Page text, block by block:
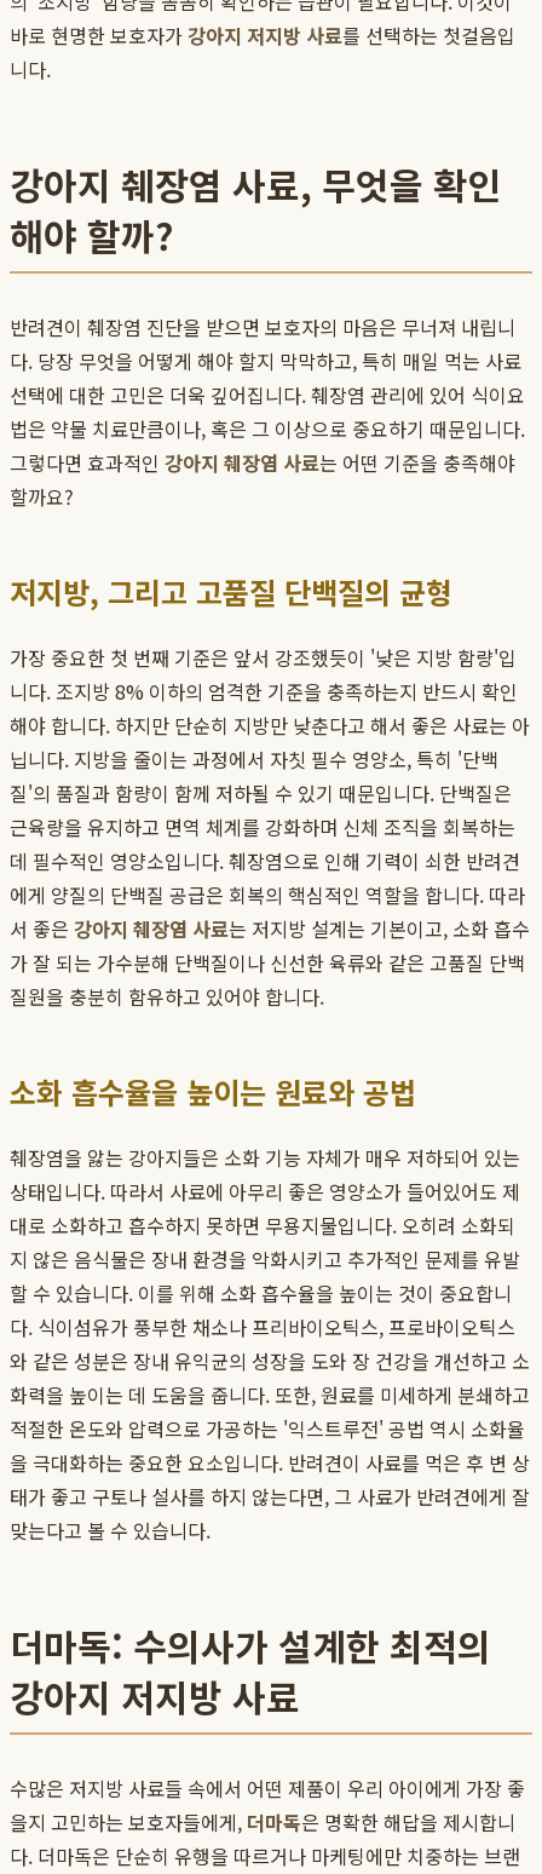
바로 현명한 보호자가 강아지 저지방 사료를 선택하는 첫걸음입
니다.
강아지 췌장염 사료, 무엇을 확인
해야 할까?
반려견이 췌장염 진단을 받으면 보호자의 마음은 무너져 내립니
다. 당장 무엇을 어떻게 해야 할지 막막하고, 특히 매일 먹는 사료
선택에 대한 고민은 더욱 깊어집니다. 췌장염 관리에 있어 식이요
법은 약물 치료만큼이나, 혹은 그 이상으로 중요하기 때문입니다.
그렇다면 효과적인 강아지 췌장염 사료는 어떤 기준을 충족해야
할까요?
저지방, 그리고 고품질 단백질의 균형
가장 중요한 첫 번째 기준은 앞서 강조했듯이 '낮은 지방 함량'입
니다. 조지방 8% 이하의 엄격한 기준을 충족하는지 반드시 확인
해야 합니다. 하지만 단순히 지방만 낮춘다고 해서 좋은 사료는 아
닙니다. 지방을 줄이는 과정에서 자칫 필수 영양소, 특히 '단백
질'의 품질과 함량이 함께 저하될 수 있기 때문입니다. 단백질은
근육량을 유지하고 면역 체계를 강화하며 신체 조직을 회복하는
데 필수적인 영양소입니다. 췌장염으로 인해 기력이 쇠한 반려견
에게 양질의 단백질 공급은 회복의 핵심적인 역할을 합니다. 따라
서 좋은 강아지 췌장염 사료는 저지방 설계는 기본이고, 소화 흡수
가 잘 되는 가수분해 단백질이나 신선한 육류와 같은 고품질 단백
질원을 충분히 함유하고 있어야 합니다.
소화 흡수율을 높이는 원료와 공법
췌장염을 앓는 강아지들은 소화 기능 자체가 매우 저하되어 있는
상태입니다. 따라서 사료에 아무리 좋은 영양소가 들어있어도 제
대로 소화하고 흡수하지 못하면 무용지물입니다. 오히려 소화되
지 않은 음식물은 장내 환경을 악화시키고 추가적인 문제를 유발
할 수 있습니다. 이를 위해 소화 흡수율을 높이는 것이 중요합니
다. 식이섬유가 풍부한 채소나 프리바이오틱스, 프로바이오틱스
와 같은 성분은 장내 유익균의 성장을 도와 장 건강을 개선하고 소
화력을 높이는 데 도움을 줍니다. 또한, 원료를 미세하게 분쇄하고
적절한 온도와 압력으로 가공하는 '익스트루전' 공법 역시 소화율
을 극대화하는 중요한 요소입니다. 반려견이 사료를 먹은 후 변 상
태가 좋고 구토나 설사를 하지 않는다면, 그 사료가 반려견에게 잘
맞는다고 볼 수 있습니다.
더마독: 수의사가 설계한 최적의
강아지 저지방 사료
수많은 저지방 사료들 속에서 어떤 제품이 우리 아이에게 가장 좋
을지 고민하는 보호자들에게, 더마독은 명확한 해답을 제시합니
다. 더마독은 단순히 유행을 따르거나 마케팅에만 치중하는 브랜